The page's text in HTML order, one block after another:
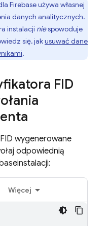
Firebase używa własnej
danych analitycznych.
instalacji niespowoduje
się, jakusuwać dane
.
FID
wygenerowane
odpowiednią
instalacji:
Więcej